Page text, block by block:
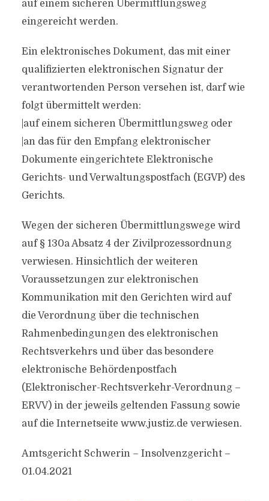
auf einem sicheren Übermittlungsweg
eingereicht werden.
Ein elektronisches Dokument, das mit einer
qualifizierten elektronischen Signatur der
verantwortenden Person versehen ist, darf wie
folgt übermittelt werden:
|auf einem sicheren Übermittlungsweg oder
|an das für den Empfang elektronischer
Dokumente eingerichtete Elektronische
Gerichts- und Verwaltungspostfach (EGVP) des
Gerichts.
Wegen der sicheren Übermittlungswege wird
auf § 130a Absatz 4 der Zivilprozessordnung
verwiesen. Hinsichtlich der weiteren
Voraussetzungen zur elektronischen
Kommunikation mit den Gerichten wird auf
die Verordnung über die technischen
Rahmenbedingungen des elektronischen
Rechtsverkehrs und über das besondere
elektronische Behördenpostfach
(Elektronischer-Rechtsverkehr-Verordnung –
ERVV) in der jeweils geltenden Fassung sowie
auf die Internetseite www.justiz.de verwiesen.
Amtsgericht Schwerin – Insolvenzgericht –
01.04.2021